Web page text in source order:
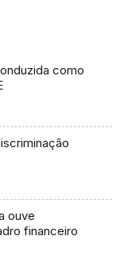
como
ouve
financeiro